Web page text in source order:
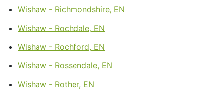
Wishaw - Richmondshire, EN
Wishaw - Rochdale, EN
Wishaw - Rochford, EN
Wishaw - Rossendale, EN
Wishaw - Rother, EN